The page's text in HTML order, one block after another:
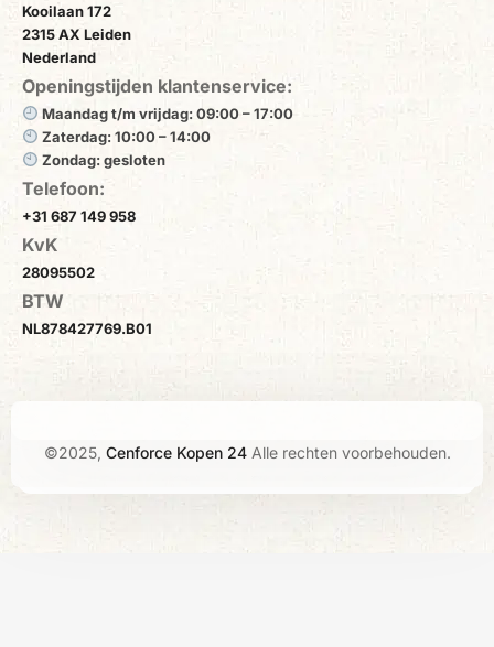
Kooilaan 172
2315 AX Leiden
Nederland
Openingstijden klantenservice:
Maandag t/m vrijdag: 09:00 – 17:00
Zaterdag: 10:00 – 14:00
Zondag: gesloten
Telefoon:
+31 687 149 958
KvK
28095502
BTW
NL878427769.B01
©2025, Cenforce Kopen 24 Alle rechten voorbehouden.